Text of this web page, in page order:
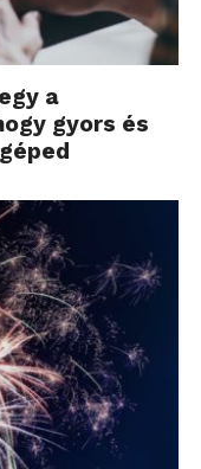
a
gyors és